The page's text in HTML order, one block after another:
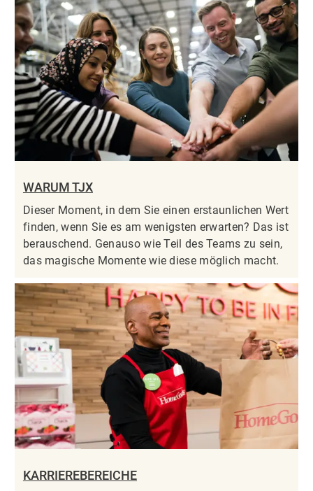
WARUM TJX
Dieser Moment, in dem Sie einen erstaunlichen Wert
finden, wenn Sie es am wenigsten erwarten? Das ist
berauschend. Genauso wie Teil des Teams zu sein,
das magische Momente wie diese möglich macht.
KARRIEREBEREICHE